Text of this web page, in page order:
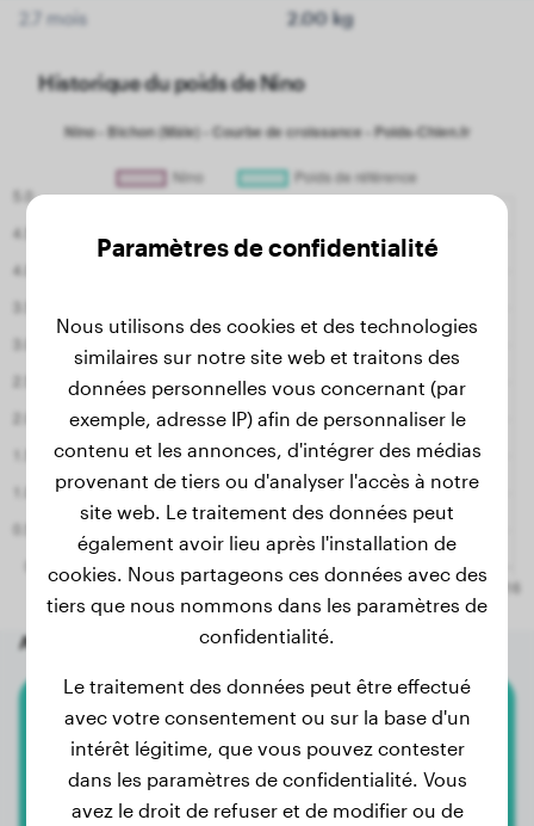
2.7 mois 2.00 kg
Historique du poids de Nino
Autres chiens aléatoires
Bouvier Bernois
Choco
Paramètres de confidentialité
Nous utilisons des cookies et des technologies
similaires sur notre site web et traitons des
données personnelles vous concernant (par
exemple, adresse IP) afin de personnaliser le
contenu et les annonces, d'intégrer des médias
provenant de tiers ou d'analyser l'accès à notre
site web. Le traitement des données peut
également avoir lieu après l'installation de
cookies. Nous partageons ces données avec des
tiers que nous nommons dans les paramètres de
confidentialité.
Le traitement des données peut être effectué
avec votre consentement ou sur la base d'un
intérêt légitime, que vous pouvez contester
dans les paramètres de confidentialité. Vous
avez le droit de refuser et de modifier ou de